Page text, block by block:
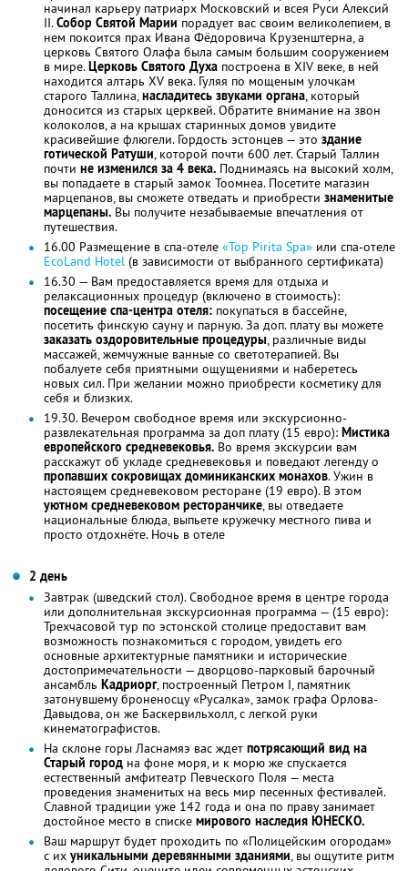
начинал карьеру патриарх Московский и всея Руси Алексий
II.Собор Святой Марии порадует вас своим великолепием, в
нем покоится прах Ивана Фёдоровича Крузенштерна, а
церковь Святого Олафа была самым большим сооружением
в мире.Церковь Святого Духа построена в XIV веке, в ней
находится алтарь XV века. Гуляя по мощеным улочкам
старого Таллина,насладитесь звуками органа, который
доносится из старых церквей. Обратите внимание на звон
колоколов, а на крышах старинных домов увидите
красивейшие флюгели. Гордость эстонцев — это здание
готической Ратуши, которой почти 600 лет. Старый Таллин
почти не изменился за 4 века. Поднимаясь на высокий холм,
вы попадаете в старый замок Тоомнеа. Посетите магазин
марцепанов, вы сможете отведать и приобрести знаменитые
марцепаны. Вы получите незабываемые впечатления от
путешествия.
16.00 Размещение в спа-отеле «Top Pirita Spa» или спа-отеле
EcoLand Hotel (в зависимости от выбранного сертификата)
16.30 — Вам предоставляется время для отдыха и
релаксационных процедур (включено в стоимость):
посещение спа-центра отеля: покупаться в бассейне,
посетить финскую сауну и парную. За доп. плату вы можете
заказать оздоровительные процедуры, различные виды
массажей, жемчужные ванные со светотерапией. Вы
побалуете себя приятными ощущениями и наберетесь
новых сил. При желании можно приобрести косметику для
себя и близких.
19.30. Вечером свободное время или экскурсионно-
развлекательная программа за доп плату (15 евро): Мистика
европейского средневековья. Во время экскурсии вам
расскажут об укладе средневековья и поведают легенду о
пропавших сокровищах доминиканских монахов. Ужин в
настоящем средневековом ресторане (19 евро). В этом
уютном средневековом ресторанчике, вы отведаете
национальные блюда, выпьете кружечку местного пива и
просто отдохнёте. Ночь в отеле
2 день
Завтрак (шведский стол). Свободное время в центре города
или дополнительная экскурсионная программа — (15 евро):
Трехчасовой тур по эстонской столице предоставит вам
возможность познакомиться с городом, увидеть его
основные архитектурные памятники и исторические
достопримечательности — дворцово-парковый барочный
ансамбль Кадриорг, построенный Петром I, памятник
затонувшему броненосцу «Русалка», замок графа Орлова-
Давыдова, он же Баскервильхолл, с легкой руки
кинематографистов.
На склоне горы Ласнамяэ вас ждет потрясающий вид на
Старый город на фоне моря, и к морю же спускается
естественный амфитеатр Певческого Поля — места
проведения знаменитых на весь мир песенных фестивалей.
Славной традиции уже 142 года и она по праву занимает
достойное место в списке мирового наследия ЮНЕСКО.
Ваш маршрут будет проходить по «Полицейским огородам»
с их уникальными деревянными зданиями, вы ощутите ритм